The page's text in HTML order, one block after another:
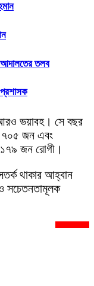
আদালতের তলব
প্রশাসক
ভয়াবহ। সে বছর
৭০৫ জন এবং
১৭৯ জন রোগী।
থাকার আহ্বান
সচেতনতামূলক